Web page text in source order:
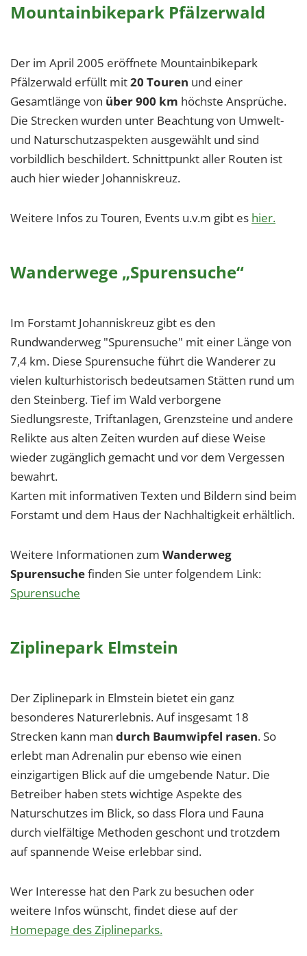
Mountainbikepark Pfälzerwald
Der im April 2005 eröffnete Mountainbikepark
Pfälzerwald erfüllt mit20 Touren und einer
Gesamtlänge von über 900 km höchste Ansprüche.
Die Strecken wurden unter Beachtung von Umwelt-
und Naturschutzaspekten ausgewählt und sind
vorbildlich beschildert. Schnittpunkt aller Routen ist
auch hier wieder Johanniskreuz.
Weitere Infos zu Touren, Events u.v.m gibt es hier.
Wanderwege „Spurensuche“
Im Forstamt Johanniskreuz gibt es den
Rundwanderweg "Spurensuche" mit einer Länge von
7,4 km. Diese Spurensuche führt die Wanderer zu
vielen kulturhistorisch bedeutsamen Stätten rund um
den Steinberg. Tief im Wald verborgene
Siedlungsreste, Triftanlagen, Grenzsteine und andere
Relikte aus alten Zeiten wurden auf diese Weise
wieder zugänglich gemacht und vor dem Vergessen
bewahrt.
Karten mit informativen Texten und Bildern sind beim
Forstamt und dem Haus der Nachhaltigkeit erhältlich.
Weitere Informationen zum Wanderweg
Spurensuchefinden Sie unter folgendem Link:
Spurensuche
Ziplinepark Elmstein
Der Ziplinepark in Elmstein bietet ein ganz
besonderes Naturerlebnis. Auf insgesamt 18
Strecken kann man durch Baumwipfel rasen. So
erlebt man Adrenalin pur ebenso wie einen
einzigartigen Blick auf die umgebende Natur. Die
Betreiber haben stets wichtige Aspekte des
Naturschutzes im Blick, so dass Flora und Fauna
durch vielfältige Methoden geschont und trotzdem
auf spannende Weise erlebbar sind.
Wer Interesse hat den Park zu besuchen oder
weitere Infos wünscht, findet diese auf der
Homepage des Ziplineparks.
Cookie Laufzeit:
EXTERNE MEDIEN
Um Inhalte von Videoplattformen und Social Media
Plattformen anzeigen zu können, werden von
diesen externen Medien Cookies gesetzt.
YouTube
Vimeo